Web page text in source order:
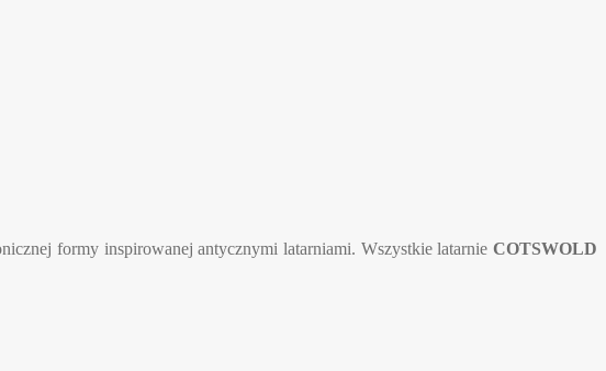
formy inspirowanej antycznymi latarniami. Wszystkie latarnieCOTSWOLD